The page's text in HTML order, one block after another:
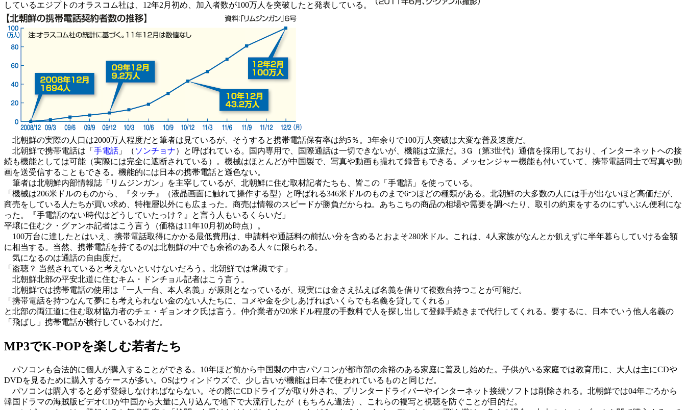
しているエジプトのオラスコム社は、12年2月初め、加入者数が100万人を突破したと発表している。
北朝鮮の実際の人口は2000万人程度だと筆者は見ているが、そうすると携帯電話保有率は約5％。3年余りで100万人突破は大変な普及速度だ。
北朝鮮で携帯電話は「 手電話 」（ ソンチョナ）と呼ばれている。国内専用で、国際通話は一切できないが、機能は立派だ。3Ｇ（第3世代）通信を採用しており、インターネットへの接
続も機能としては可能（実際には完全に遮断されている）。機械はほとんどが中国製で、写真や動画も撮れて録音もできる。メッセンジャー機能も付いていて、携帯電話同士で写真や動
画を送受信することもできる。機能的には日本の携帯電話と遜色ない。
筆者は北朝鮮内部情報誌「 リムジンガン 」を主宰しているが、北朝鮮に住む取材記者たちも、皆この「手電話」を使っている。
「機械は206米ドルのものから、『タッチ』（液晶画面に触れて操作する型）と呼ばれる346米ドルのものまで6つほどの種類がある。北朝鮮の大多数の人には手が出ないほど高価だが、
商売をしている人たちが買い求め、特権層以外にも広まった。商売は情報のスピードが勝負だからね。あちこちの商品の相場や需要を調べたり、取引の約束をするのにずいぶん便利にな
った。『手電話のない時代はどうしていたっけ？』と言う人もいるくらいだ」
平壌に住むク・グァンホ記者はこう言う（価格は11年10月初め時点）。
100万台に達したとはいえ、携帯電話取得にかかる最低費用は、申請料や通話料の前払い分を含めるとおよそ280米ドル。これは、4人家族がなんとか飢えずに半年暮らしていける金額
に相当する。当然、携帯電話を持てるのは北朝鮮の中でも余裕のある人々に限られる。
気になるのは通話の自由度だ。
「盗聴？ 当然されていると考えないといけないだろう。北朝鮮では常識です」
北朝鮮北部の平安北道に住むキム・ドンチョル記者はこう言う。
北朝鮮では携帯電話の使用は「一人一台、本人名義」が原則となっているが、現実には金さえ払えば名義を借りて複数台持つことが可能だ。
「携帯電話を持つなんて夢にも考えられない金のない人たちに、コメや金を少しあげればいくらでも名義を貸してくれる」
と北部の両江道に住む取材協力者のチェ・ギョンオク氏は言う。仲介業者が20米ドル程度の手数料で人を探し出して登録手続きまで代行してくれる。要するに、日本でいう他人名義の
「飛ばし」携帯電話が横行しているわけだ。
MP3でK-POPを楽しむ若者たち
パソコンも合法的に個人が購入することができる。10年ほど前から中国製の中古パソコンが都市部の余裕のある家庭に普及し始めた。子供がいる家庭では教育用に、大人は主にCDや
DVDを見るために購入するケースが多い。OSはウィンドウズで、少し古いが機能は日本で使われているものと同じだ。
パソコンは購入すると必ず登録しなければならない。その際にCDドライブが取り外され、プリンタードライバーやインターネット接続ソフトは削除される。北朝鮮では04年ごろから
韓国ドラマの海賊版ビデオCDが中国から大量に入り込んで地下で大流行したが（もちろん違法）、これらの複写と視聴を防ぐことが目的だ。